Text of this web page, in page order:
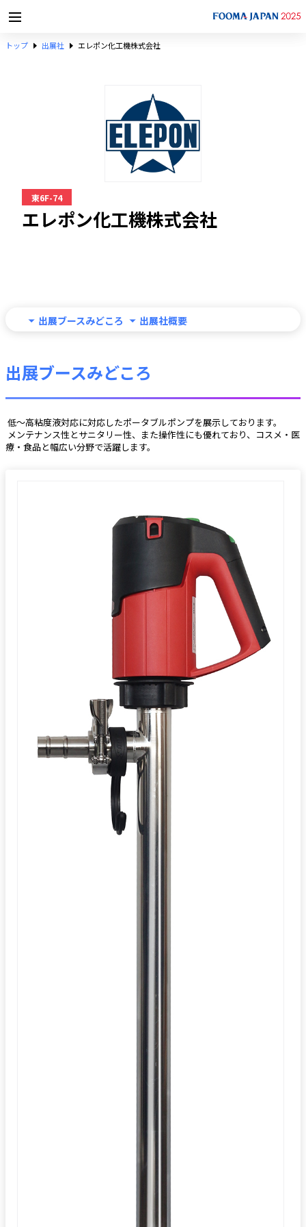
トップ 出展社 エレポン化工機株式会社
東6F-74
エレポン化工機株式会社
出展ブースみどころ 出展社概要
出展ブースみどころ
低～高粘度液対応に対応したポータブルポンプを展示しております。
療・食品と幅広い分野で活躍します。